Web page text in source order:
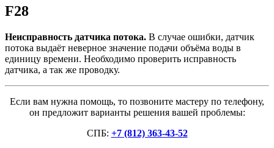
F28
Неисправность датчика потока. В случае ошибки, датчик
потока выдаёт неверное значение подачи объёма воды в
единицу времени. Необходимо проверить исправность
датчика, а так же проводку.
Если вам нужна помощь, то позвоните мастеру по телефону,
он предложит варианты решения вашей проблемы:
СПБ: +7 (812) 363-43-52